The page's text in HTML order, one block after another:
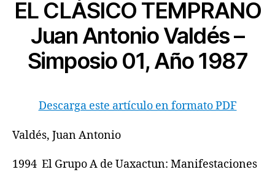
EL CLÁSICO TEMPRANO
Juan Antonio Valdés –
Simposio 01, Año 1987
Descarga este artículo en formato PDF
Valdés, Juan Antonio
1994 El Grupo A de Uaxactun: Manifestaciones